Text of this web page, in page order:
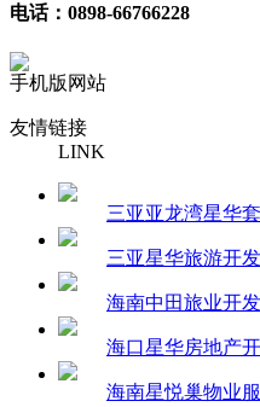
电话：0898-66766228
手机版网站
友情链接
LINK
三亚亚龙湾星华
三亚星华旅游开
海南中田旅业开
海口星华房地产
海南星悦巢物业